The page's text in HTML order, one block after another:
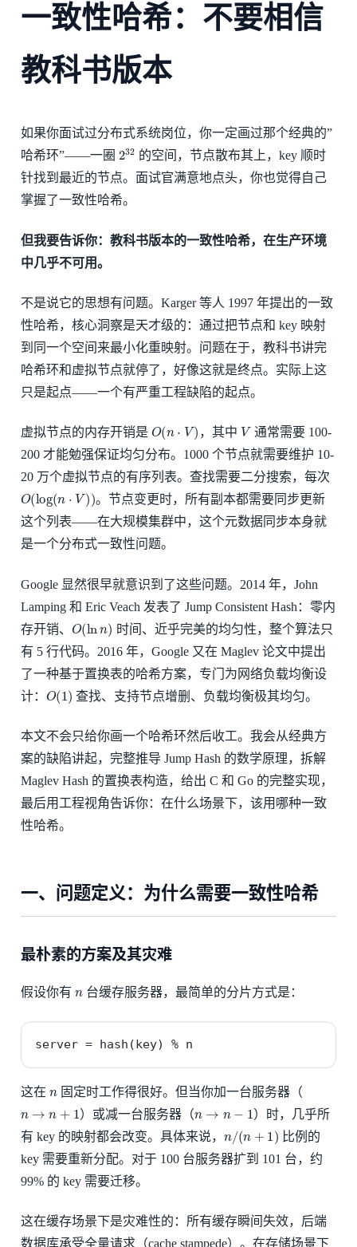
一致性哈希：不要相信
教科书版本
如果你面试过分布式系统岗位，你一定画过那个经典的”
哈希环”——一圈 232的空间，节点散布其上，key 顺时
针找到最近的节点。面试官满意地点头，你也觉得自己
掌握了一致性哈希。
但我要告诉你：教科书版本的一致性哈希，在生产环境
中几乎不可用。
不是说它的思想有问题。Karger 等人 1997 年提出的一致
性哈希，核心洞察是天才级的：通过把节点和 key 映射
到同一个空间来最小化重映射。问题在于，教科书讲完
哈希环和虚拟节点就停了，好像这就是终点。实际上这
只是起点——一个有严重工程缺陷的起点。
虚拟节点的内存开销是 O(n V) ，其中 V通常需要 100-
200 才能勉强保证均匀分布。1000 个节点就需要维护 10-
20 万个虚拟节点的有序列表。查找需要二分搜索，每次
O(log ( V)) 。节点变更时，所有副本都需要同步更新
这个列表——在大规模集群中，这个元数据同步本身就
是一个分布式一致性问题。
Google 显然很早就意识到了这些问题。2014 年，John
Lamping 和 Eric Veach 发表了 Jump Consistent Hash：零内
存开销、
O(ln )
时间、近乎完美的均匀性，整个算法只
有 5 行代码。2016 年，Google 又在 Maglev 论文中提出
了一种基于置换表的哈希方案，专门为网络负载均衡设
计：
O(1 ) 查找、支持节点增删、负载均衡极其均匀。
本文不会只给你画一个哈希环然后收工。我会从经典方
案的缺陷讲起，完整推导 Jump Hash 的数学原理，拆解
Maglev Hash 的置换表构造，给出 C 和 Go 的完整实现，
最后用工程视角告诉你：在什么场景下，该用哪种一致
性哈希。
一、问题定义：为什么需要一致性哈希
最朴素的方案及其灾难
假设你有 台缓存服务器，最简单的分片方式是：
server = hash(key) % n
这在 固定时工作得很好。但当你加一台服务器（
）或减一台服务器（
）时，几乎所
有 key 的映射都会改变。具体来说，
(n
比例的
key 需要重新分配。对于 100 台服务器扩到 101 台，约
99% 的 key 需要迁移。
这在缓存场景下是灾难性的：所有缓存瞬间失效，后端
数据库承受全量请求（cache stampede）。在存储场景下